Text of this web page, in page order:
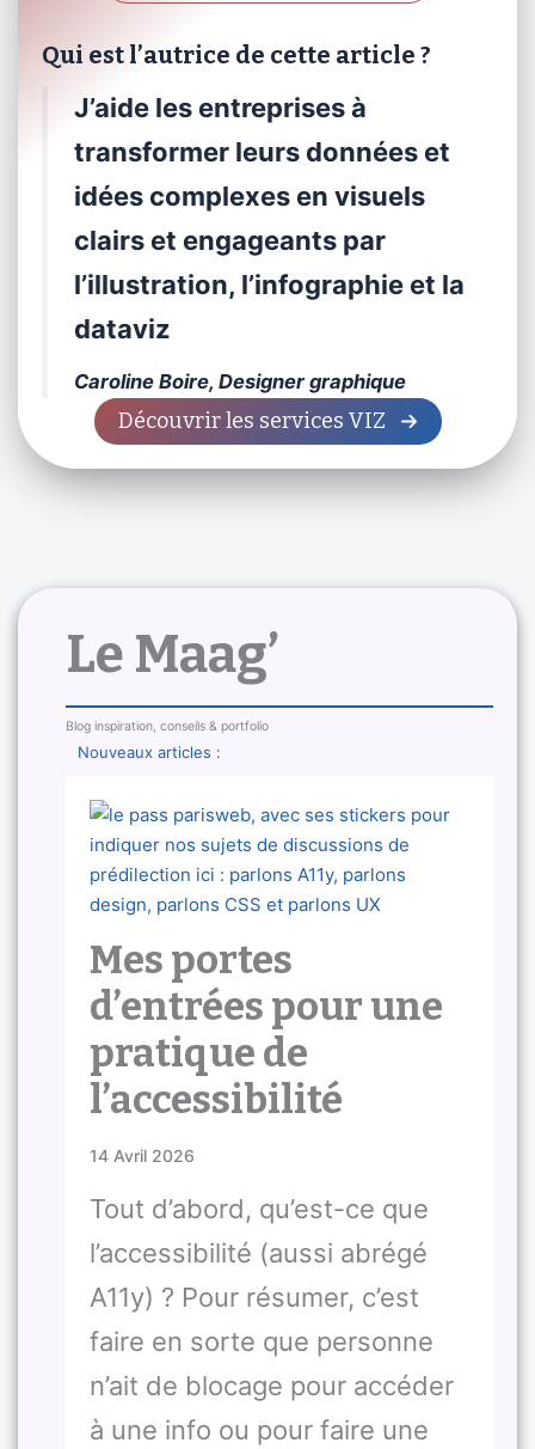
Qui est l’autrice de cette article ?
J’aide les entreprises à
transformer leurs données et
idées complexes en visuels
clairs et engageants par
l’illustration, l’infographie et la
dataviz
Caroline Boire, Designer graphique
Découvrir les services VIZ
Le Maag’
Blog inspiration, conseils & portfolio
Nouveaux articles :
Mes portes
d’entrées pour une
pratique de
l’accessibilité
14 Avril 2026
Tout d’abord, qu’est-ce que
l’accessibilité (aussi abrégé
A11y) ? Pour résumer, c’est
faire en sorte que personne
n’ait de blocage pour accéder
à une info ou pour faire une